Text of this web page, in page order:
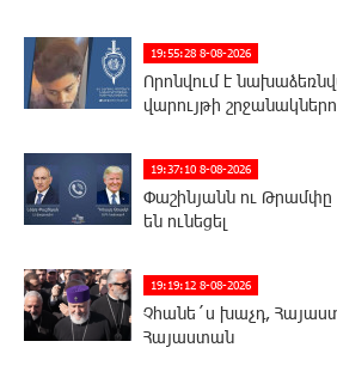
19:55:28 8-08-2026
Որոնվում է
վարույթի
19:37:10 8-08-2026
Փաշինյանն ու Թրամփը
են ունեցել
19:19:12 8-08-2026
Չհանե´ս խաչդ,
Հայաստան